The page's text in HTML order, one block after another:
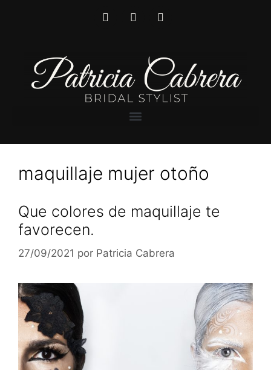
maquillaje mujer otoño
Que colores de maquillaje te
favorecen.
27/09/2021 por Patricia Cabrera